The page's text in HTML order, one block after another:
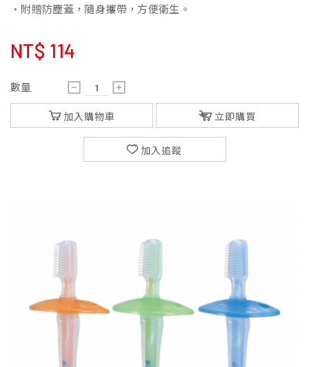
•附贈防塵蓋，隨身攜帶，方便衛生。
NT$ 114
數量
加入購物車 立即購買
加入追蹤